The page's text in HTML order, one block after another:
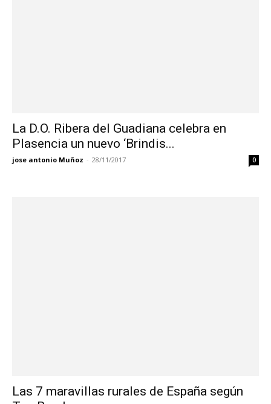
La D.O. Ribera del Guadiana celebra en
Plasencia un nuevo ‘Brindis...
jose antonio Muñoz - 28/11/2017 0
Las 7 maravillas rurales de España según